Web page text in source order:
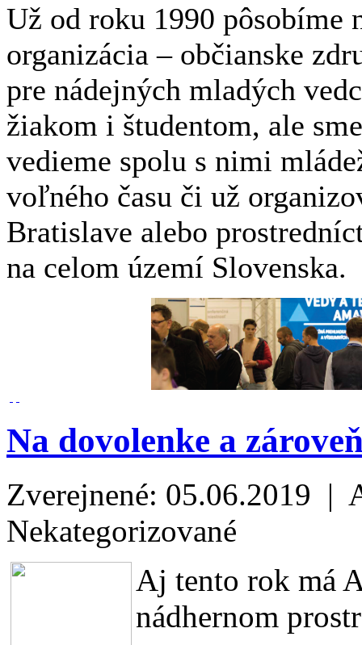
Už od roku 1990 pôsobíme
organizácia – občianske
pre nádejných mladých
žiakom i študentom, ale
vedieme spolu s nimi
voľného času či už
Bratislave alebo
na celom území Slovenska.
Na dovolenke a
Zverejnené: 05.06.2019 |
Nekategorizované
Aj tento rok má
nádhernom